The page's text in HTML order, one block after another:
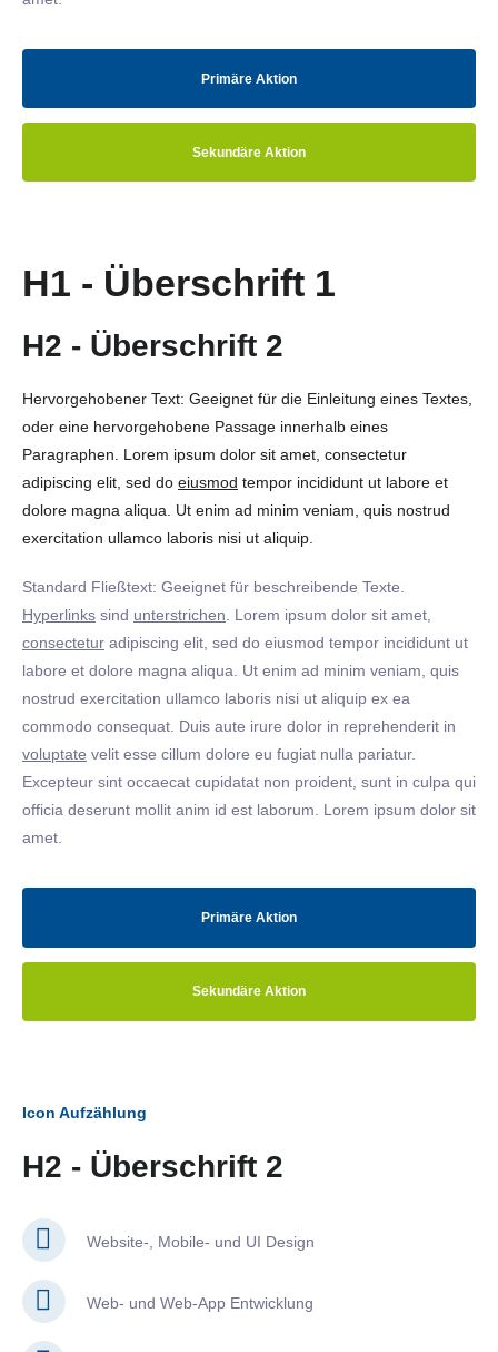
Primäre Aktion
Sekundäre Aktion
H1 - Überschrift 1
H2 - Überschrift 2
Hervorgehobener Text: Geeignet für die Einleitung eines Textes,
oder eine hervorgehobene Passage innerhalb eines
Paragraphen. Lorem ipsum dolor sit amet, consectetur
adipiscing elit, sed do eiusmod tempor incididunt ut labore et
dolore magna aliqua. Ut enim ad minim veniam, quis nostrud
exercitation ullamco laboris nisi ut aliquip.
Standard Fließtext: Geeignet für beschreibende Texte.
Hyperlinks sind unterstrichen. Lorem ipsum dolor sit amet,
consectetur adipiscing elit, sed do eiusmod tempor incididunt ut
labore et dolore magna aliqua. Ut enim ad minim veniam, quis
nostrud exercitation ullamco laboris nisi ut aliquip ex ea
commodo consequat. Duis aute irure dolor in reprehenderit in
voluptate velit esse cillum dolore eu fugiat nulla pariatur.
Excepteur sint occaecat cupidatat non proident, sunt in culpa qui
officia deserunt mollit anim id est laborum. Lorem ipsum dolor sit
amet.
Primäre Aktion
Sekundäre Aktion
Icon Aufzählung
H2 - Überschrift 2
Website-, Mobile- und UI Design
Web- und Web-App Entwicklung